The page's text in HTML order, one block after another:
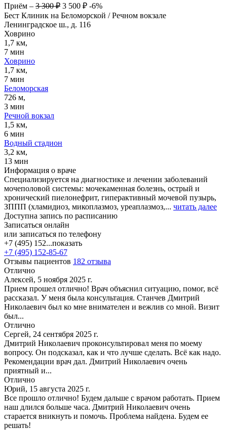
Приём – 3 300 ₽ 3 500 ₽ -6%
Бест Клиник на Беломорской / Речном вокзале
Ленинградское ш., д. 116
Ховрино
1,7 км,
7 мин
Ховрино
1,7 км,
7 мин
Беломорская
726 м,
3 мин
Речной вокзал
1,5 км,
6 мин
Водный стадион
3,2 км,
13 мин
Информация о враче
Специализируется на диагностике и лечении заболеваний
мочеполовой системы: мочекаменная болезнь, острый и
хронический пиелонефрит, гиперактивный мочевой пузырь,
ЗППП (хламидиоз, микоплазмоз, уреаплазмоз,... читать далее
Доступна запись по расписанию
Записаться онлайн
или записаться по телефону
+7 (495) 152...показать
+7 (495) 152-85-67
Отзывы пациентов 182 отзыва
Отлично
Алексей, 5 ноября 2025 г.
Прием прошел отлично! Врач объяснил ситуацию, помог, всё
рассказал. У меня была консультация. Станчев Дмитрий
Николаевич был ко мне внимателен и вежлив со мной. Визит
был...
Отлично
Сергей, 24 сентября 2025 г.
Дмитрий Николаевич проконсультировал меня по моему
вопросу. Он подсказал, как и что лучше сделать. Всё как надо.
Рекомендации врач дал. Дмитрий Николаевич очень
приятный и...
Отлично
Юрий, 15 августа 2025 г.
Все прошло отлично! Будем дальше с врачом работать. Прием
наш длился больше часа. Дмитрий Николаевич очень
старается вникнуть и помочь. Проблема найдена. Будем ее
решать!